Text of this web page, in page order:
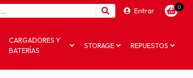
Entrar 0
CARGADORES Y
BATERÍAS
STORAGE REPUESTOS